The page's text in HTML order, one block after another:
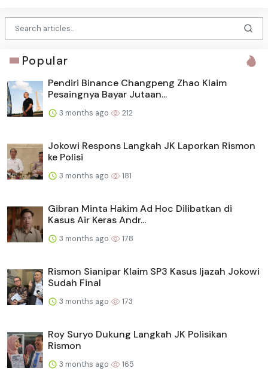
Popular
Pendiri Binance Changpeng Zhao Klaim
Pesaingnya Bayar Jutaan...
3 months ago 212
Jokowi Respons Langkah JK Laporkan Rismon
ke Polisi
3 months ago 181
Gibran Minta Hakim Ad Hoc Dilibatkan di
Kasus Air Keras Andr...
3 months ago 178
Rismon Sianipar Klaim SP3 Kasus Ijazah Jokowi
Sudah Final
3 months ago 173
Roy Suryo Dukung Langkah JK Polisikan
Rismon
3 months ago 165